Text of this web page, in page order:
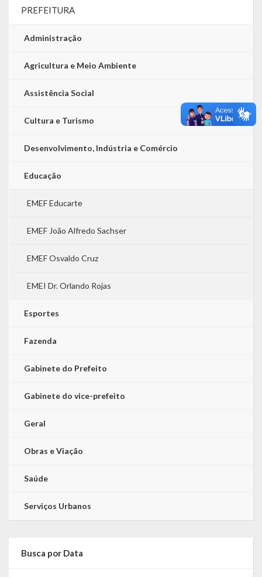
PREFEITURA
Administração
Agricultura e Meio Ambiente
Assistência Social
Cultura e Turismo
Desenvolvimento, Indústria e Comércio
Educação
EMEF Educarte
EMEF João Alfredo Sachser
EMEF Osvaldo Cruz
EMEI Dr. Orlando Rojas
Esportes
Fazenda
Gabinete do Prefeito
Gabinete do vice-prefeito
Geral
Obras e Viação
Saúde
Serviços Urbanos
Busca por Data